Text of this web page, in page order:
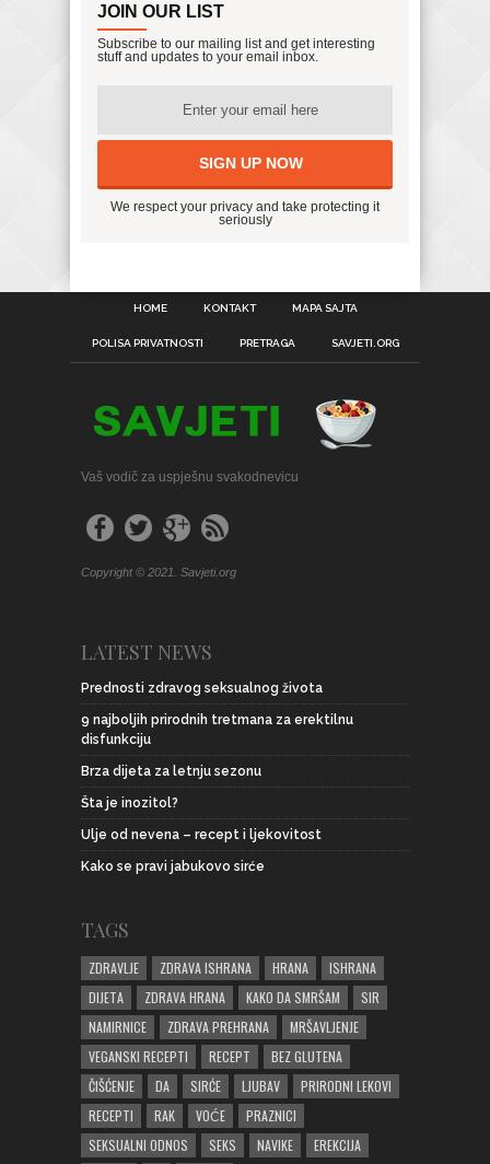
JOIN OUR LIST
Subscribe to our mailing list and get interesting
stuff and updates to your email inbox.
We respect your privacy and take protecting it
seriously
HOME KONTAKT MAPA SAJTA
POLISA PRIVATNOSTI PRETRAGA SAVJETI.ORG
Vaš vodič za uspješnu svakodnevicu
Copyright © 2021. Savjeti.org
LATEST NEWS
Prednosti zdravog seksualnog života
9 najboljih prirodnih tretmana za erektilnu
disfunkciju
Brza dijeta za letnju sezonu
Šta je inozitol?
Ulje od nevena – recept i ljekovitost
Kako se pravi jabukovo sirće
TAGS
ZDRAVLJE ZDRAVA ISHRANA HRANA
ISHRANA
DIJETA
ZDRAVA HRANA KAKO DA SMRŠAM
SIR
NAMIRNICE
ZDRAVA PREHRANA
MRŠAVLJENJE
VEGANSKI RECEPTI
RECEPT
BEZ GLUTENA
ČIŠĆENJE
DA SIRĆE LJUBAV
PRIRODNI LEKOVI
RECEPTI
RAK VOĆE
PRAZNICI
SEKSUALNI ODNOS
SEKS NAVIKE EREKCIJA